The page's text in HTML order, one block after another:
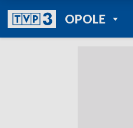
OPOLE
POWRÓT
TVP